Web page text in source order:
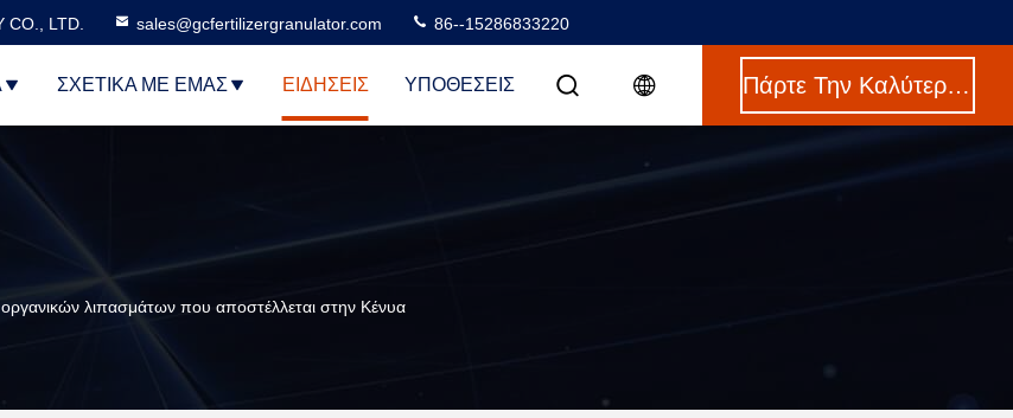
CO., LTD. sales@gcfertilizergranulator.com 86--15286833220
ΣΧΕΤΙΚΆ ΜΕ ΕΜΆΣ ΕΙΔΉΣΕΙΣ ΥΠΟΘΈΣΕΙΣ Πάρτε Την Καλύτερη Τιμή
λιπασμάτων που αποστέλλεται στην Κένυα